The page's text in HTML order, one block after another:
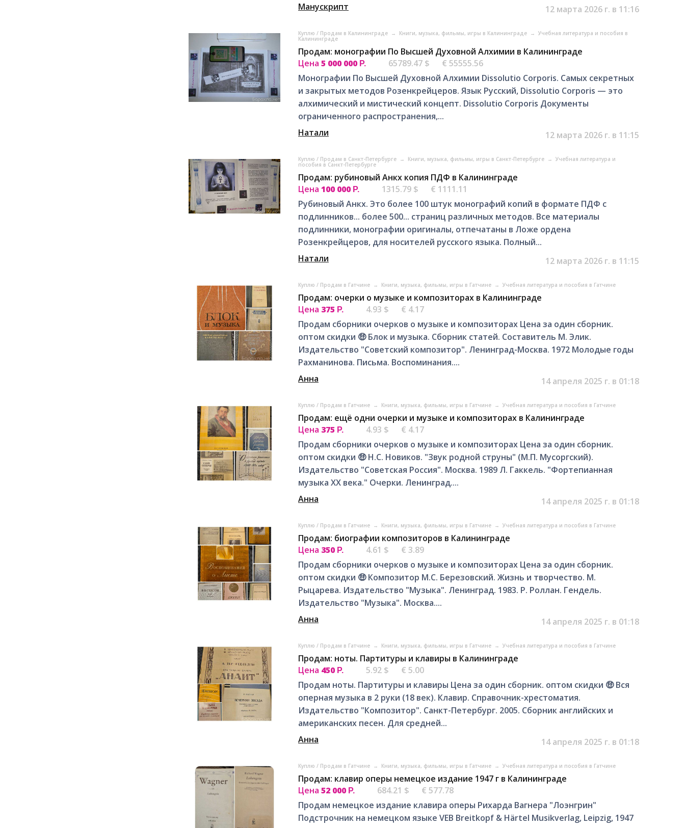
Манускрипт
12 марта 2026 г. в 11:16
Куплю / Продам в Калининграде → Книги, музыка, фильмы, игры в Калининграде → Учебная литература и пособия в
Калининграде
Продам: монографии По Высшей Духовной Алхимии в Калининграде
Цена 5 000 000 Р. 65789.47 $
€ 55555.56
Монографии По Высшей Духовной Алхимии Dissolutio Corporis. Самых секретных
и закрытых методов Розенкрейцеров. Язык Русский, Dissolutio Corporis — это
алхимический и мистический концепт. Dissolutio Corporis Документы
ограниченного распространения,...
Натали
12 марта 2026 г. в 11:15
Куплю / Продам в Санкт-Петербурге → Книги, музыка, фильмы, игры в Санкт-Петербурге → Учебная литература и
пособия в Санкт-Петербурге
Продам: рубиновый Анкх копия ПДФ в Калининграде
Цена 100 000 Р. 1315.79 $
€ 1111.11
Рубиновый Анкх. Это более 100 штук монографий копий в формате ПДФ с
подлинников... более 500... страниц различных методов. Все материалы
подлинники, монографии оригиналы, отпечатаны в Ложе ордена
Розенкрейцеров, для носителей русского языка. Полный...
Натали
12 марта 2026 г. в 11:15
Куплю / Продам в Гатчине → Книги, музыка, фильмы, игры в Гатчине → Учебная литература и пособия в Гатчине
Продам: очерки о музыке и композиторах в Калининграде
Цена 375 Р. 4.93 $
€ 4.17
Продам сборники очерков о музыке и композиторах Цена за один сборник.
оптом скидки 🤑 Блок и музыка. Сборник статей. Составитель М. Элик.
Издательство "Советский композитор". Ленинград-Москва. 1972 Молодые годы
Рахманинова. Письма. Воспоминания....
Анна
14 апреля 2025 г. в 01:18
Куплю / Продам в Гатчине → Книги, музыка, фильмы, игры в Гатчине → Учебная литература и пособия в Гатчине
Продам: ещё одни очерки и музыке и композиторах в Калининграде
Цена 375 Р. 4.93 $
€ 4.17
Продам сборники очерков о музыке и композиторах Цена за один сборник.
оптом скидки 🤑 Н.С. Новиков. "Звук родной струны" (М.П. Мусоргский).
Издательство "Советская Россия". Москва. 1989 Л. Гаккель. "Фортепианная
музыка ХХ века." Очерки. Ленинград....
Анна
14 апреля 2025 г. в 01:18
Куплю / Продам в Гатчине → Книги, музыка, фильмы, игры в Гатчине → Учебная литература и пособия в Гатчине
Продам: биографии композиторов в Калининграде
Цена 350 Р. 4.61 $
€ 3.89
Продам сборники очерков о музыке и композиторах Цена за один сборник.
оптом скидки 🤑 Композитор М.С. Березовский. Жизнь и творчество. М.
Рыцарева. Издательство "Музыка". Ленинград. 1983. Р. Роллан. Гендель.
Издательство "Музыка". Москва....
Анна
14 апреля 2025 г. в 01:18
Куплю / Продам в Гатчине → Книги, музыка, фильмы, игры в Гатчине → Учебная литература и пособия в Гатчине
Продам: ноты. Партитуры и клавиры в Калининграде
Цена 450 Р. 5.92 $
€ 5.00
Продам ноты. Партитуры и клавиры Цена за один сборник. оптом скидки 🤑 Вся
оперная музыка в 2 руки (18 век). Клавир. Справочник-хрестоматия.
Издательство "Композитор". Санкт-Петербург. 2005. Сборник английских и
американских песен. Для средней...
Анна
14 апреля 2025 г. в 01:18
Куплю / Продам в Гатчине → Книги, музыка, фильмы, игры в Гатчине → Учебная литература и пособия в Гатчине
Продам: клавир оперы немецкое издание 1947 г в Калининграде
Цена 52 000 Р. 684.21 $
€ 577.78
Продам немецкое издание клавира оперы Рихарда Вагнера "Лоэнгрин"
Подстрочник на немецком языке VEB Breitkopf & Härtel Musikverlag, Leipzig, 1947